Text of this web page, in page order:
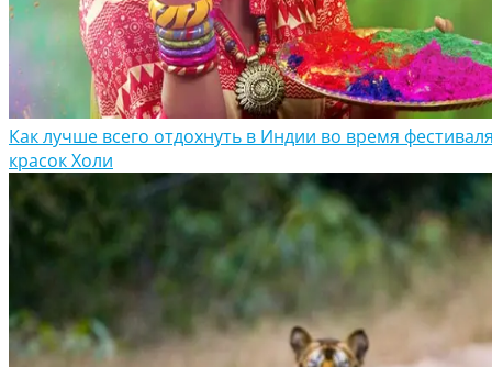
Как лучше всего отдохнуть в Индии во время
красок Холи